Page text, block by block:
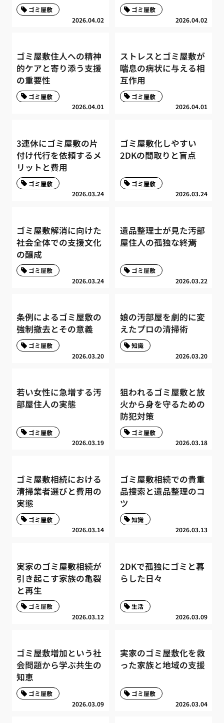
2026.04.02
ゴミ屋敷
2026.04.02
ゴミ屋敷
ゴミ屋敷住人への精神
的ケアと寄り添う支援
の重要性
2026.04.01
ゴミ屋敷
ストレスとゴミ屋敷が
喘息の病状に与える相
互作用
2026.04.01
ゴミ屋敷
3連休にゴミ屋敷の片
付け代行を依頼するメ
リットと費用
2026.03.24
ゴミ屋敷
ゴミ屋敷化しやすい
2DKの間取りと盲点
2026.03.24
ゴミ屋敷
ゴミ屋敷解消に向けた
社会全体での支援文化
の醸成
2026.03.24
ゴミ屋敷
遺品整理士が見た汚部
屋住人の孤独な終焉
2026.03.22
ゴミ屋敷
条例によるゴミ屋敷の
強制撤去とその意義
2026.03.20
ゴミ屋敷
娘の汚部屋を劇的に変
えたプロの清掃術
2026.03.20
知識
若い女性に急増する汚
部屋住人の実態
2026.03.19
ゴミ屋敷
狙われるゴミ屋敷と放
火から身を守るための
防犯対策
2026.03.18
ゴミ屋敷
ゴミ屋敷相続における
清掃業者選びと費用の
実態
2026.03.14
ゴミ屋敷
ゴミ屋敷相続での貴重
品捜索と遺品整理のコ
ツ
2026.03.13
知識
実家のゴミ屋敷相続が
引き起こす家族の亀裂
と再生
2026.03.12
ゴミ屋敷
2DKで孤独にゴミと暮
らした日々
2026.03.09
生活
ゴミ屋敷増加という社
会問題から学ぶ共生の
知恵
2026.03.09
ゴミ屋敷
実家のゴミ屋敷化を救
った家族と地域の支援
2026.03.04
ゴミ屋敷